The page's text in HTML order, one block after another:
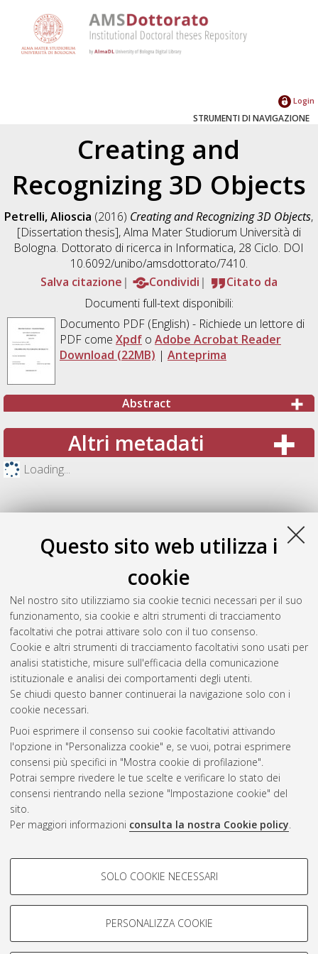
Questo sito web utilizza i
cookie
Nel nostro sito utilizziamo sia cookie tecnici necessari per il suo
funzionamento, sia cookie e altri strumenti di tracciamento
facoltativi che potrai attivare solo con il tuo consenso.
Cookie e altri strumenti di tracciamento facoltativi sono usati per
analisi statistiche, misure sull'efficacia della comunicazione
istituzionale e analisi dei comportamenti degli utenti.
Se chiudi questo banner continuerai la navigazione solo con i
cookie necessari.
Puoi esprimere il consenso sui cookie facoltativi attivando
l'opzione in "Personalizza cookie" e, se vuoi, potrai esprimere
consensi più specifici in "Mostra cookie di profilazione".
Potrai sempre rivedere le tue scelte e verificare lo stato dei
consensi rientrando nella sezione "Impostazione cookie" del
sito.
Per maggiori informazioni consulta la nostra Cookie policy.
COOKIE DI PROFILAZIONE -
Si tratta di cookie utilizzati per analizzare le caratteristiche della
navigazione degli utenti, creare profili in base al loro comportamento
SOLO COOKIE NECESSARI
PERSONALIZZA COOKIE
Login
STRUMENTI DI NAVIGAZIONE
Creating and
Recognizing 3D Objects
Petrelli, Alioscia (2016) Creating and Recognizing 3D Objects,
[Dissertation thesis], Alma Mater Studiorum Università di
Bologna. Dottorato di ricerca in Informatica, 28 Ciclo. DOI
10.6092/unibo/amsdottorato/7410.
Salva citazione
Condividi
Citato da
Documenti full-text disponibili:
Documento PDF(English) - Richiede un lettore di
PDF come Xpdfo Adobe Acrobat Reader
Download (22MB) | Anteprima
Abstract
Altri metadati
Loading...
Gestione del documento:
Atom
Rss 1.0
Rss 2.0
ISSN: 2038-7946
Impostazioni Cookie
Informativa sulla privacy
Condizioni d’uso del sito